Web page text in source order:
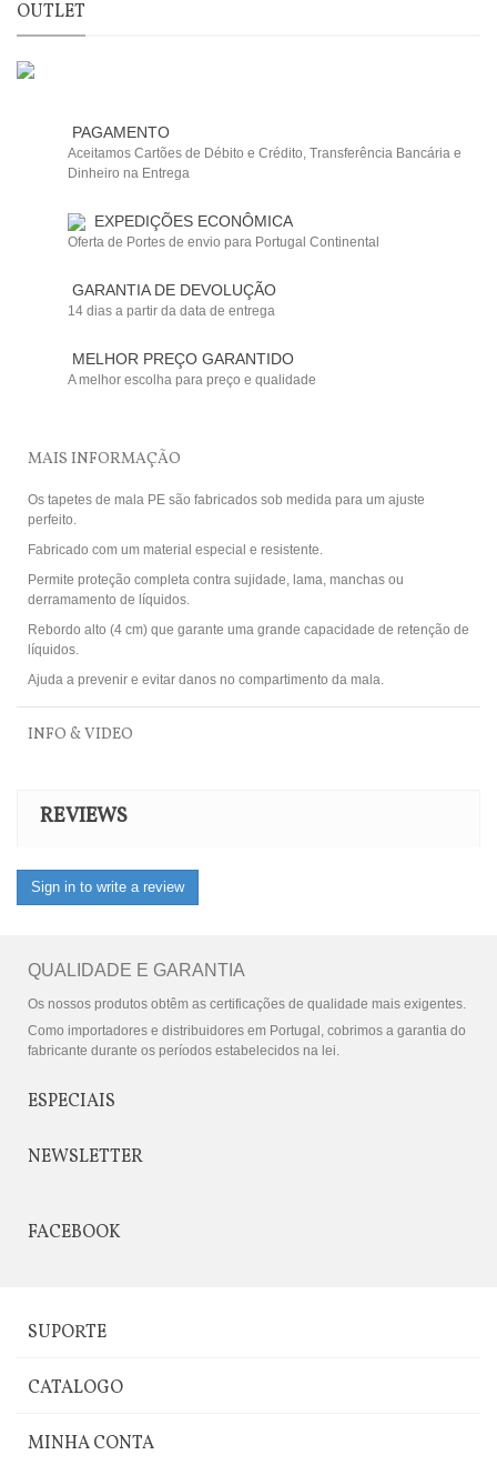
OUTLET
PAGAMENTO
Aceitamos Cartões de Débito e Crédito, Transferência Bancária e
Dinheiro na Entrega
EXPEDIÇÕES ECONÔMICA
Oferta de Portes de envio para Portugal Continental
GARANTIA DE DEVOLUÇÃO
14 dias a partir da data de entrega
MELHOR PREÇO GARANTIDO
A melhor escolha para preço e qualidade
MAIS INFORMAÇÃO
Os tapetes de mala PE são fabricados sob medida para um ajuste
perfeito.
Fabricado com um material especial e resistente.
Permite proteção completa contra sujidade, lama, manchas ou
derramamento de líquidos.
Rebordo alto (4 cm) que garante uma grande capacidade de retenção de
líquidos.
Ajuda a prevenir e evitar danos no compartimento da mala.
INFO & VIDEO
REVIEWS
Sign in to write a review
QUALIDADE E GARANTIA
Os nossos produtos obtêm as certificações de qualidade mais exigentes.
Como importadores e distribuidores em Portugal, cobrimos a garantia do
fabricante durante os períodos estabelecidos na lei.
ESPECIAIS
NEWSLETTER
FACEBOOK
SUPORTE
CATALOGO
MINHA CONTA